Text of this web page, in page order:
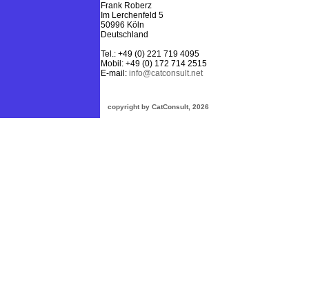
Frank Roberz
Im Lerchenfeld 5
50996 Köln
Deutschland
Tel.: +49 (0) 221 719 4095
Mobil: +49 (0) 172 714 2515
E-mail: info@catconsult.net
copyright by CatConsult, 2026